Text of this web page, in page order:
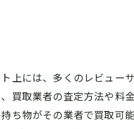
上には、多くのレビュー
買取業者の査定方法や料
ち物がその業者で買取可